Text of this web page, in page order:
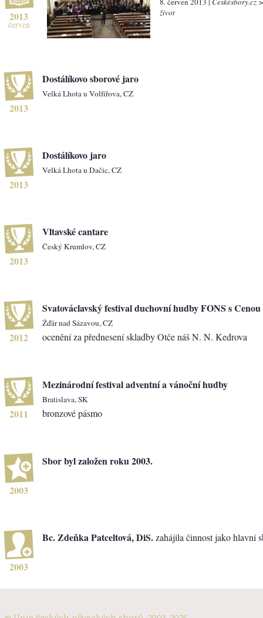
2013
červen
život
2013
Dostálíkovo sborové jaro
Velká Lhota u Volfířova, CZ
2013
Dostálíkovo jaro
Velká Lhota u Dačic, CZ
2013
Vltavské cantare
Český Krumlov, CZ
2012
Svatováclavský festival duchovní hudby FONS s
Žďár nad Sázavou, CZ
ocenění za přednesení skladby Otče náš N. N. Kedrova
2011
Mezinárodní festival adventní a vánoční hudby
Bratislava, SK
bronzové pásmo
2003
Sbor byl založen roku 2003.
2003
Bc. Zdeňka Patceltová, DiS.zahájila činnost jako hlavní